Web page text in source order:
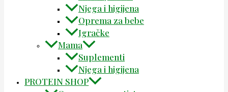
Njega i higijena
Oprema za bebe
Igračke
Mama
Suplementi
Njega i higijena
PROTEIN SHOP